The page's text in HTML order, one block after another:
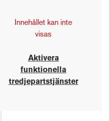
Innehållet kan inte
visas
Aktivera
funktionella
tredjepartstjänster